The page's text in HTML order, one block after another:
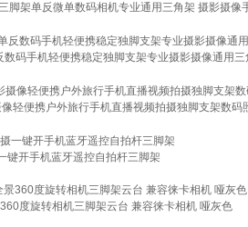
脚架单反微单数码相机专业通用三角架 摄影摄像
码手机轻便携稳定独脚支架专业摄影摄像通用
轻便携户外旅行手机直播视频拍摄独脚支架数码
键开手机蓝牙遥控自拍杆三脚架
度旋转相机三脚架云台 兼容徕卡相机 哑灰色